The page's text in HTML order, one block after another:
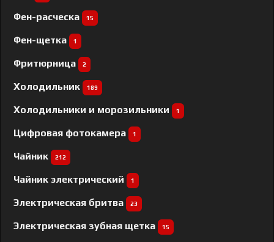
Фен-расческа 15
Фен-щетка 1
Фритюрница 2
Холодильник 189
Холодильники и морозильники 1
Цифровая фотокамера 1
Чайник 212
Чайник электрический 1
Электрическая бритва 23
Электрическая зубная щетка 15